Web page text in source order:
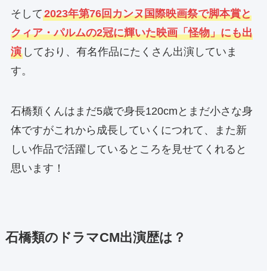
そして2023年第76回カンヌ国際映画祭で脚本賞と
クィア・パルムの2冠に輝いた映画「怪物」にも出
演しており、有名作品にたくさん出演していま
す。
石橋類くんはまだ5歳で身長120cmとまだ小さな身
体ですがこれから成長していくにつれて、また新
しい作品で活躍しているところを見せてくれると
思います！
石橋類のドラマCM出演歴は？